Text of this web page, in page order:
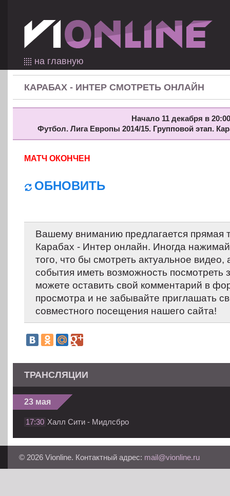
на главную
КАРАБАХ - ИНТЕР СМОТРЕТЬ ОНЛАЙН
Начало 11 декабря в
Футбол. Лига Европы 2014/15. Групповой этап.
МАТЧ ОКОНЧЕН
ОБНОВИТЬ
Вашему вниманию предлагается прямая
Карабах - Интер онлайн. Иногда
того, что бы смотреть актуальное
события иметь возможность
можете оставить свой комментарий в
просмотра и не забывайте приглашать
совместного посещения нашего сайта!
ТРАНСЛЯЦИИ
23 мая
17:30 Халл Сити - Мидлсбро
© 2026 Vionline. Контактный адрес: mail@vionline.ru